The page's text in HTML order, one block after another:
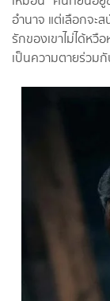
อำนาจ แต่เลือกจะ
รักของเขาไม่ได้หวื
เป็นความตายร่วม